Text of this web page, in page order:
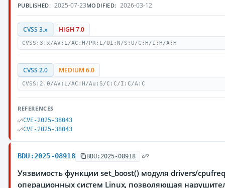
PUBLISHED: 2025-07-23MODIFIED: 2026-03-12
CVSS 3.x HIGH 7.0
CVSS:3.x/AV:L/AC:H/PR:L/UI:N/S:U/C:H/I:H/A:H
CVSS 2.0 MEDIUM 6.0
CVSS:2.0/AV:L/AC:H/Au:S/C:C/I:C/A:C
REFERENCES
CVE-2025-38043
CVE-2025-38043
BDU:2025-08918 BDU:2025-08918
Уязвимость функции set_boost() модуля drivers/
операционных систем Linux, позволяющая